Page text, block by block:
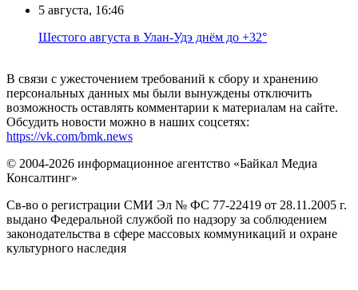
5 августа, 16:46
Шестого августа в Улан-Удэ днём до +32°
В связи с ужесточением требований к сбору и хранению
персональных данных мы были вынуждены отключить
возможность оставлять комментарии к материалам на сайте.
Обсудить новости можно в наших соцсетях:
https://vk.com/bmk.news
© 2004-2026 информационное агентство «Байкал Медиа
Консалтинг»
Св-во о регистрации СМИ Эл № ФС 77-22419 от 28.11.2005 г.
выдано Федеральной службой по надзору за соблюдением
законодательства в сфере массовых коммуникаций и охране
культурного наследия